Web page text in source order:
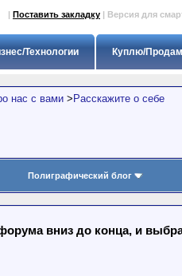
| Поставить закладку | Версия для
Куплю/Продам
Технологии
нас с вами > Расскажите о себе
Полиграфический блог
вниз до конца, и